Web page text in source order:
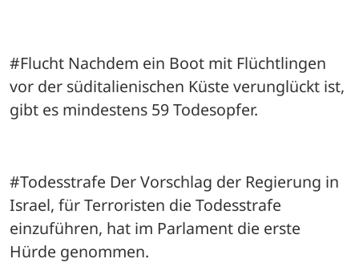
#Flucht Nachdem ein Boot mit Flüchtlingen
vor der süditalienischen Küste verunglückt ist,
gibt es mindestens 59 Todesopfer.
#Todesstrafe Der Vorschlag der Regierung in
Israel, für Terroristen die Todesstrafe
einzuführen, hat im Parlament die erste
Hürde genommen.